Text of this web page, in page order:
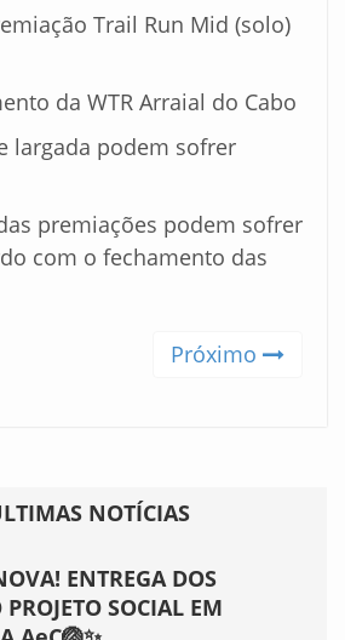
Trail Run Mid (solo)
da WTR Arraial do Cabo
largada podem sofrer
premiações podem sofrer
com o fechamento das
Próximo
NOTÍCIAS
ENTREGA DOS
SOCIAL EM